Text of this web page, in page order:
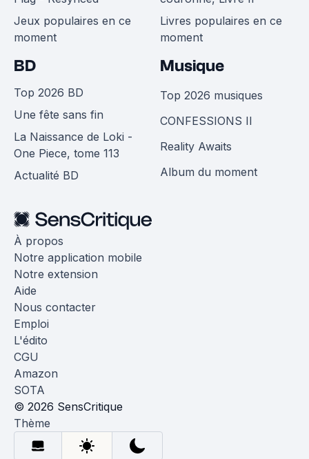
Jeux populaires en ce
moment
Livres populaires en ce
moment
BD
Top 2026 BD
Une fête sans fin
La Naissance de Loki -
One Piece, tome 113
Actualité BD
Musique
Top 2026 musiques
CONFESSIONS II
Reality Awaits
Album du moment
À propos
Notre application mobile
Notre extension
Aide
Nous contacter
Emploi
L'édito
CGU
Amazon
SOTA
© 2026 SensCritique
Thème